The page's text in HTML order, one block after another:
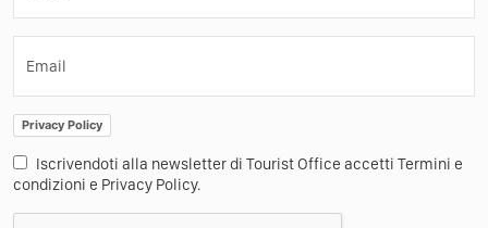
Email
Privacy Policy
Iscrivendoti alla newsletter di Tourist Office accetti Termini e
condizioni e Privacy Policy.